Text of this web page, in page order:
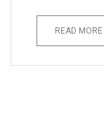
READ MORE